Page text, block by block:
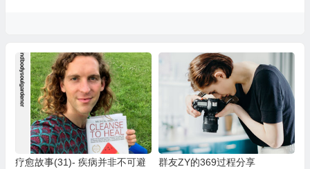
疗愈故事(31)- 疾病并非不可避
群友ZY的369过程分享